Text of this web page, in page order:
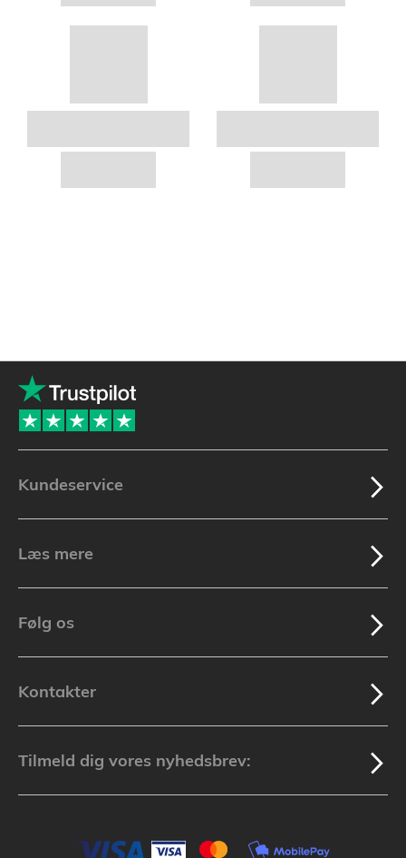
Kundeservice
Læs mere
Følg os
Kontakter
Tilmeld dig vores nyhedsbrev: